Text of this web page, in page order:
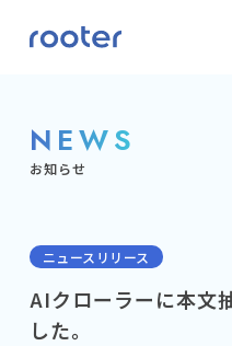
NEWS
お知らせ
ニュースリリース
AIクローラーに本文
した。